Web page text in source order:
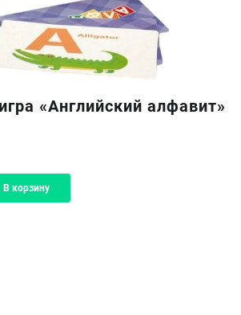
«Английский алфавит»
В корзину